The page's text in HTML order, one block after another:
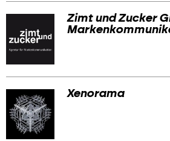
Zimt und Zucker
Xenorama